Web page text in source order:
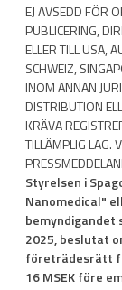
EJ AVSEDD FÖR
PUBLICERING,
ELLER TILL USA,
SCHWEIZ,
INOM ANNAN
DISTRIBUTION
KRÄVA
TILLÄMPLIG LAG.
Styrelsen i
Nanomedical"
bemyndigandet
2025, beslutat
företrädesrätt
16 MSEK före